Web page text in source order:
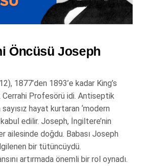
Öncüsü Joseph
1877’den 1893’e kadar King’s
Cerrahi Profesörü idi. Antiseptik
hayat kurtaran ‘modern
edilir. Joseph, İngiltere’nin
ailesinde doğdu. Babası Joseph
bir tütüncüydü.
artırmada önemli bir rol oynadı.